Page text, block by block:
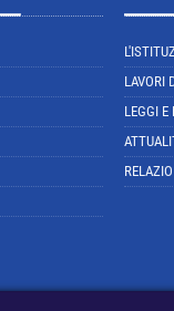
LAVORI
LEGGI E